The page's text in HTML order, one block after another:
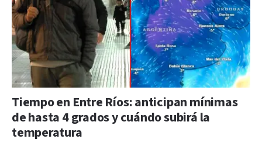
Tiempo en Entre Ríos: anticipan mínimas
de hasta 4 grados y cuándo subirá la
temperatura